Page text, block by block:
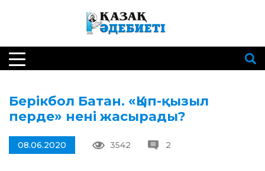
Берікбол Батан. «Қып-қызыл
перде» нені жасырады?
08.06.2020 3542 2